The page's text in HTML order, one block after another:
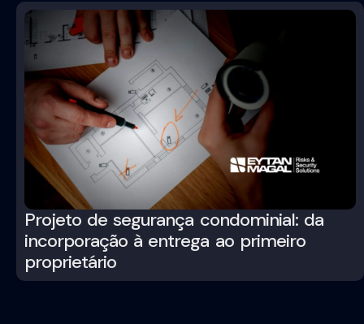
Projeto de segurança condominial: da
incorporação à entrega ao primeiro
proprietário